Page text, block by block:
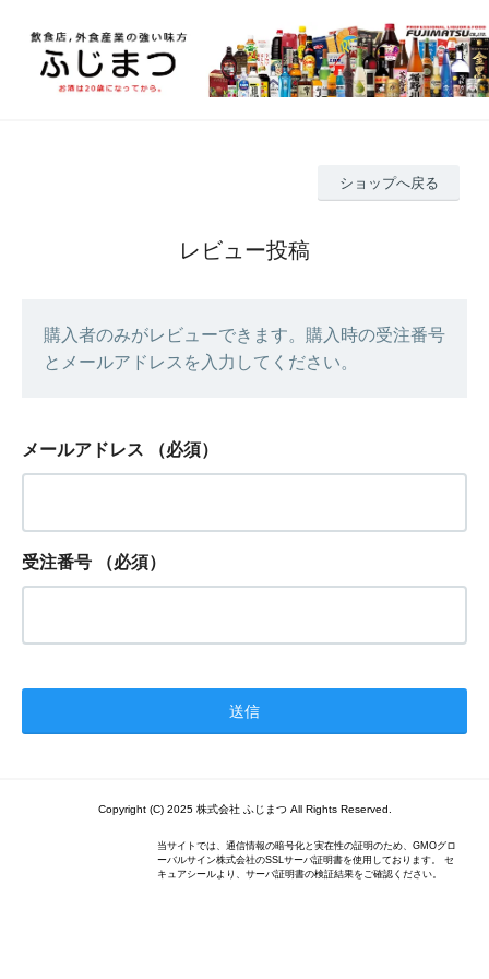
ショップへ戻る
レビュー投稿
購入者のみがレビューできます。購入時の受注番号
とメールアドレスを入力してください。
メールアドレス （必須）
受注番号 （必須）
Copyright (C) 2025 株式会社 ふじまつ All Rights Reserved.
当サイトでは、通信情報の暗号化と実在性の証明のため、GMOグロ
ーバルサイン株式会社のSSLサーバ証明書を使用しております。 セ
キュアシールより、サーバ証明書の検証結果をご確認ください。